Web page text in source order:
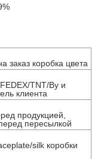
заказ коробка цвета
TNT/By и
клиента
продукцией,
пересылкой
silk коробки